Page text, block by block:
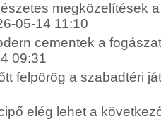
megközelítések
05-14 11:10
cementek a
09:31
felpörög a szabadtéri
elég lehet a